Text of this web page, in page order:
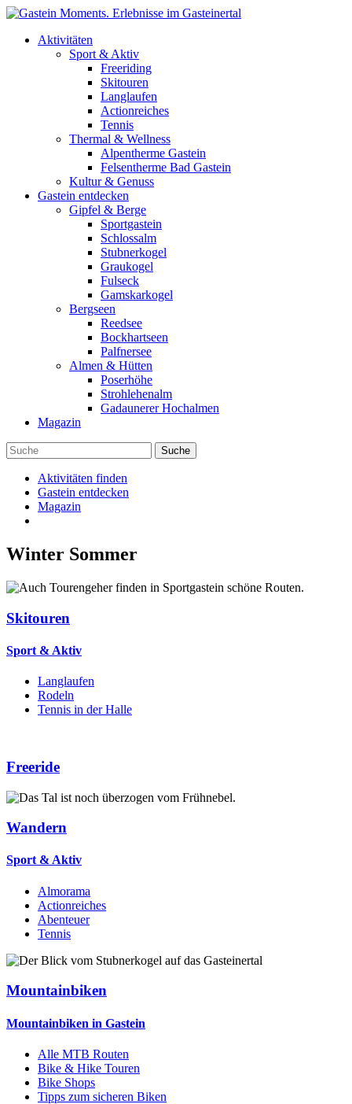
Direkt zum Inhalt
Aktivitäten
Sport & Aktiv
Freeriding
Skitouren
Langlaufen
Actionreiches
Tennis
Thermal & Wellness
Alpentherme Gastein
Felsentherme Bad Gastein
Kultur & Genuss
Gastein entdecken
Gipfel & Berge
Sportgastein
Schlossalm
Stubnerkogel
Graukogel
Fulseck
Gamskarkogel
Bergseen
Reedsee
Bockhartseen
Palfnersee
Almen & Hütten
Poserhöhe
Strohlehenalm
Gadaunerer Hochalmen
Magazin
Aktivitäten finden
Gastein entdecken
Magazin
Winter Sommer
Skitouren
Sport & Aktiv
Langlaufen
Rodeln
Tennis in der Halle
Freeride
Wandern
Sport & Aktiv
Almorama
Actionreiches
Abenteuer
Tennis
Mountainbiken
Mountainbiken in Gastein
Alle MTB Routen
Bike & Hike Touren
Bike Shops
Tipps zum sicheren Biken